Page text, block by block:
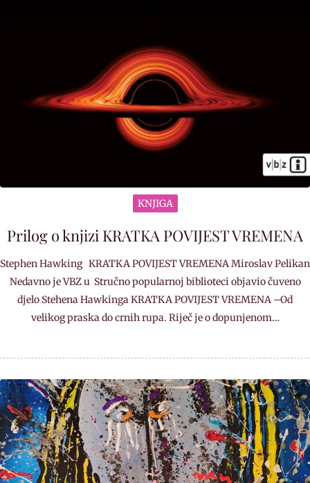
KNJIGA
Prilog o knjizi KRATKA POVIJEST VREMENA
Stephen Hawking KRATKA POVIJEST VREMENA Miroslav Pelikan
Nedavno je VBZ u Stručno popularnoj biblioteci objavio čuveno
djelo Stehena Hawkinga KRATKA POVIJEST VREMENA –Od
velikog praska do crnih rupa. Riječ je o dopunjenom…